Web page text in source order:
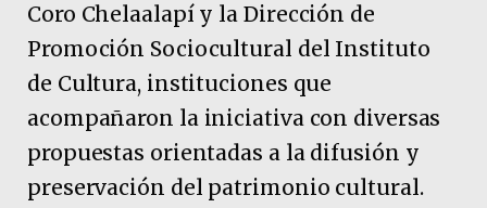
Coro Chelaalapí y la Dirección de
Promoción Sociocultural del Instituto
de Cultura, instituciones que
acompañaron la iniciativa con diversas
propuestas orientadas a la difusión y
preservación del patrimonio cultural.